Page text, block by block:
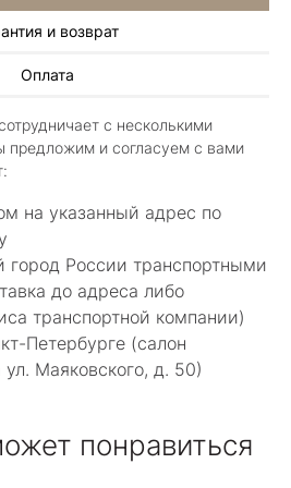
и возврат
Оплата
с несколькими
и согласуем с вами
на указанный адрес по
город России транспортными
до адреса либо
транспортной компании)
Петербурге (салон
Маяковского, д. 50)
понравиться
становятся самыми
Спасибо Вам за
ювелирные изделия.
и недорогие
из серебра. В основном, в
петербургских
а значит купленный здесь
уникальным, но и еще
о прекрасном городе.
по доброму и
подобрали